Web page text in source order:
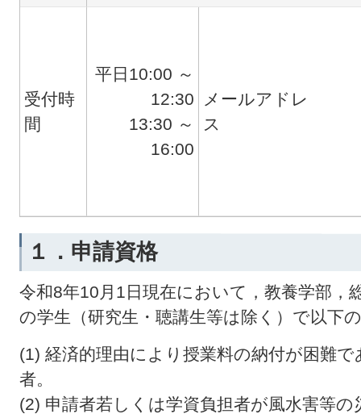
受付時
間
平日10:00 ～
12:30
13:30 ～
16:00
メールアドレ
ス
１．申請資格
令和8年10月1日現在において，教養学部，
の学生（研究生・聴講生等は除く）で以下
(1) 経済的理由により授業料の納付が困難
者。
(2) 申請者若しくは学資負担者が風水害等